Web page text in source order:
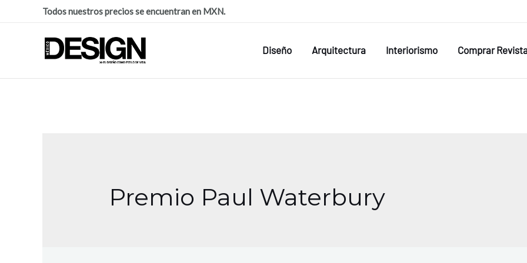
Todos nuestros precios se encuentran en MXN.
Diseño Arquitectura Interiorismo Comprar
Premio Paul Waterbury